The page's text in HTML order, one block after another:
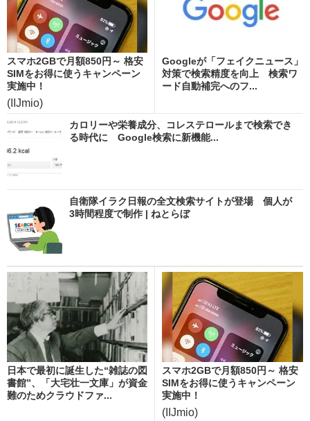
スマホ2GBで月額850円～ 格安
SIMをお得に使うキャンペーン
実施中！
(IIJmio)
Googleが「フェイクニュース」
対策で検索精度を向上 検索ワ
ード自動補完へのフ...
カロリーや栄養成分、コレステロールまで検索でき
る時代に Google検索に新機能...
自衛隊イラク日報の全文検索サイトが登場 個人が
3時間程度で制作 | ねとらぼ
日本で最初に誕生した“雑誌の図
書館”、「大宅壮一文庫」が資金
難のためクラウドファ...
スマホ2GBで月額850円～ 格安
SIMをお得に使うキャンペーン
実施中！
(IIJmio)